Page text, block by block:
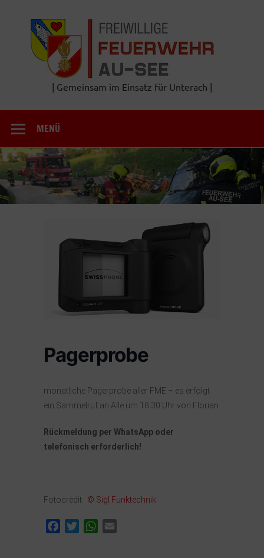
springen
| Gemeinsam im Einsatz für Unterach |
MENÜ
Pagerprobe
monatliche Pagerprobe aller FME – es erfolgt
ein Sammelruf an Alle um 18:30 Uhr von Florian.
Rückmeldung per WhatsApp oder
telefonisch erforderlich!
Fotocredit: © Sigl Funktechnik
FacebookTwitterWhatsApp